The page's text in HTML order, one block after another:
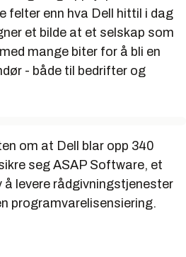
felter enn hva Dell hittil i dag
et bilde at et selskap som
mange biter for å bli en
- både til bedrifter og
om at Dell blar opp 340
seg ASAP Software, et
å levere rådgivningstjenester
programvarelisensiering.